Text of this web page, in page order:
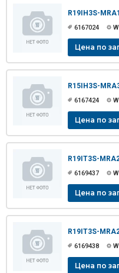
R19IH3S-
6167024
Цена по
R15IH3S-
6167424
Цена по
R19IT3S-
6169437
Цена по
R19IT3S-
6169438
Цена по